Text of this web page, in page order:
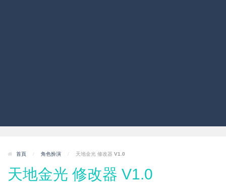
首頁 / 角色扮演 / 天地金光 修改器 V1.0
天地金光 修改器 V1.0